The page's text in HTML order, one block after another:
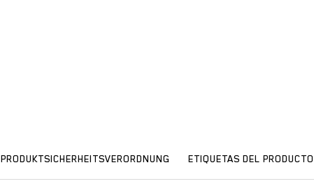
PRODUKTSICHERHEITSVERORDNUNG ETIQUETAS DEL PRODUCTO